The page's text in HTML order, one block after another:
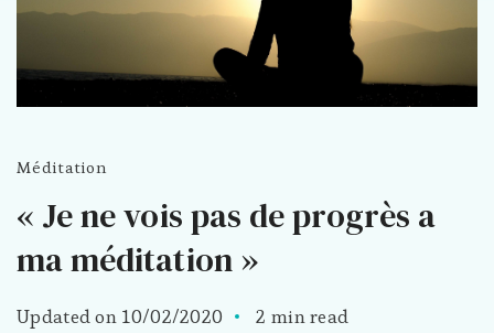
Méditation
« Je ne vois pas de progrès a
ma méditation »
Updated on 10/02/2020 2 min read